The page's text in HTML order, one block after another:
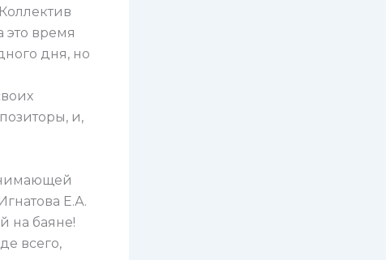
это время
дня, но
и,
Е.А.
на баяне!
всего,